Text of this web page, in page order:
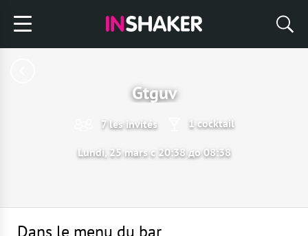
Gtguv
7 les invités 1 cocktail
Lundi, 25 mars с 20:38 до 08:38
Dans le menu du bar